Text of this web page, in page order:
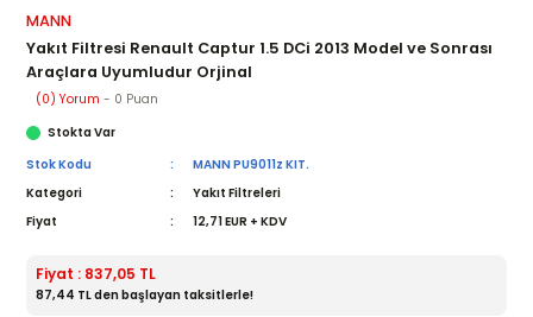
MANN
Yakıt Filtresi Renault Captur 1.5 DCi 2013 Model ve Sonrası
Araçlara Uyumludur Orjinal
(0) Yorum - 0 Puan
Stokta Var
Stok Kodu
MANN PU9011z KIT.
Kategori
Yakıt Filtreleri
Fiyat
12,71 EUR + KDV
Fiyat : 837,05 TL
87,44 TL den başlayan taksitlerle!